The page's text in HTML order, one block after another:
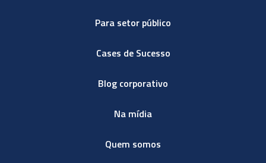
Para setor público
Cases de Sucesso
Blog corporativo
Na mídia
Quem somos